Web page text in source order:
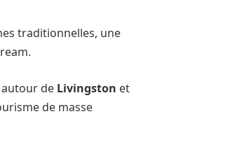
traditionnelles, une
de Livingston et
de masse